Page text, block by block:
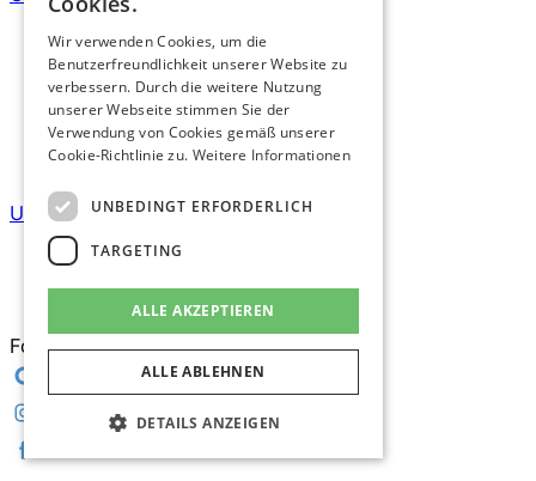
Unsere Werkstatt
Impressum
Datenschutzerklärung
Folgen Sie uns um nichts zu verpassen.
Wir verwenden Cookies, um die
Benutzerfreundlichkeit unserer Website zu
verbessern. Durch die weitere Nutzung
unserer Webseite stimmen Sie der
Verwendung von Cookies gemäß unserer
Cookie-Richtlinie zu. Weitere Informationen
UNBEDINGT ERFORDERLICH
TARGETING
ALLE AKZEPTIEREN
ALLE ABLEHNEN
DETAILS ANZEIGEN